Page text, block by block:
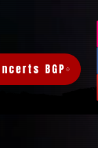
BGP